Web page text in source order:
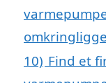
10) Find et